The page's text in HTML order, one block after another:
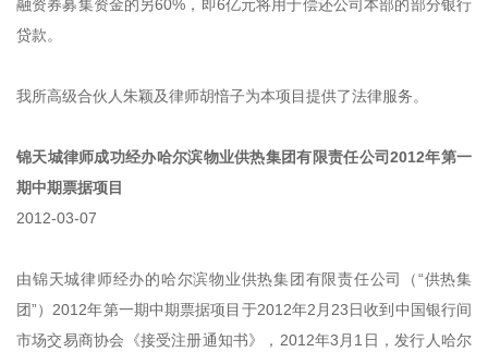
融资券募集资金的另60%，即6亿元将用于偿还公司本部的部分银行
贷款。
我所高级合伙人朱颖及律师胡愔子为本项目提供了法律服务。
锦天城律师成功经办哈尔滨物业供热集团有限责任公司2012年第一
期中期票据项目
2012-03-07
由锦天城律师经办的哈尔滨物业供热集团有限责任公司（“供热集
团”）2012年第一期中期票据项目于2012年2月23日收到中国银行间
市场交易商协会《接受注册通知书》，2012年3月1日，发行人哈尔